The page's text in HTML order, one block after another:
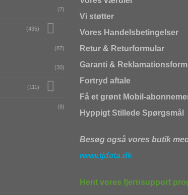
(7)
(435)
(87)
(30)
(111)
(8)
Vi støtter
Vores Handelsbetingelser
Retur & Returformular
Garanti &
Fortryd aftale
Få et grønt Mobil-
Hyppigt Stillede Spørgsmål
Besøg også vores butik
www.tjdata.dk
Hent vores fjernsupport